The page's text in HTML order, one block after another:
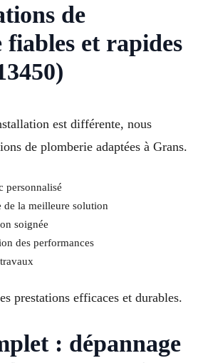
de
et rapides
est différente, nous
de plomberie adaptées à Grans.
personnalisé
de la meilleure solution
soignée
des performances
prestations efficaces et durables.
: dépannage